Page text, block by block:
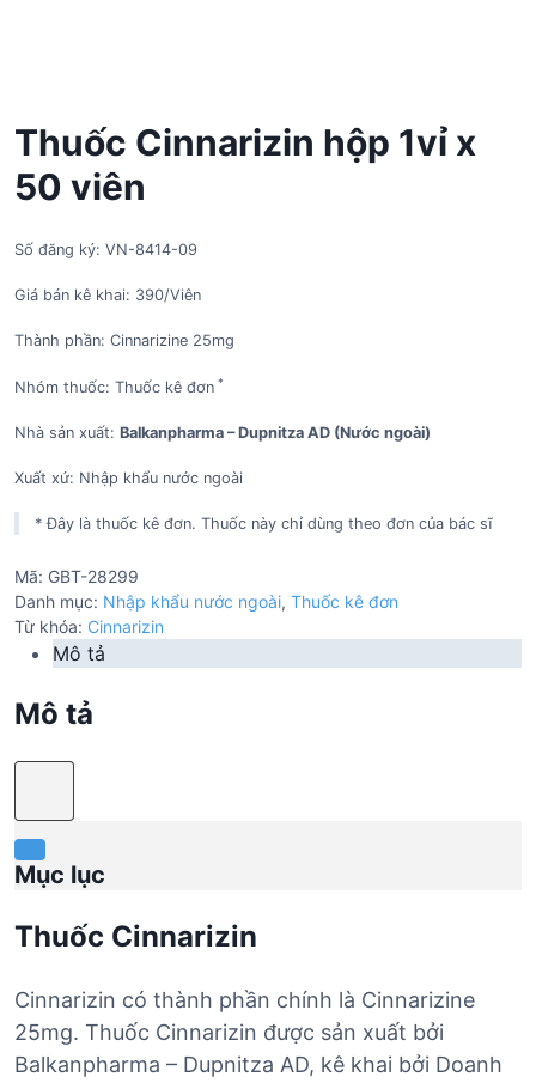
Thuốc Cinnarizin hộp 1vỉ x
50 viên
Số đăng ký: VN-8414-09
Giá bán kê khai: 390/Viên
Thành phần: Cinnarizine 25mg
Nhóm thuốc: Thuốc kê đơn *
Nhà sản xuất: Balkanpharma – Dupnitza AD (Nước ngoài)
Xuất xứ: Nhập khẩu nước ngoài
* Đây là thuốc kê đơn. Thuốc này chỉ dùng theo đơn của bác sĩ
Mã: GBT-28299
Danh mục: Nhập khẩu nước ngoài, Thuốc kê đơn
Từ khóa: Cinnarizin
Mô tả
Mô tả
Mục lục
Thuốc Cinnarizin
Cinnarizin có thành phần chính là Cinnarizine
25mg. Thuốc Cinnarizin được sản xuất bởi
Balkanpharma – Dupnitza AD, kê khai bởi Doanh